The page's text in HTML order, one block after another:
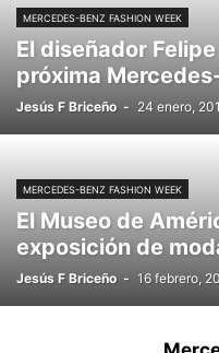
MERCEDES-BENZ FASHION WEEK
El diseñador
próxima
Jesús F Briceño - 24 enero,
MERCEDES-BENZ FASHION WEEK
El Museo de
exposición de
Jesús F Briceño - 16 febrero,